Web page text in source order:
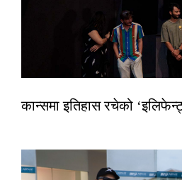
कान्समा इतिहास रचेको